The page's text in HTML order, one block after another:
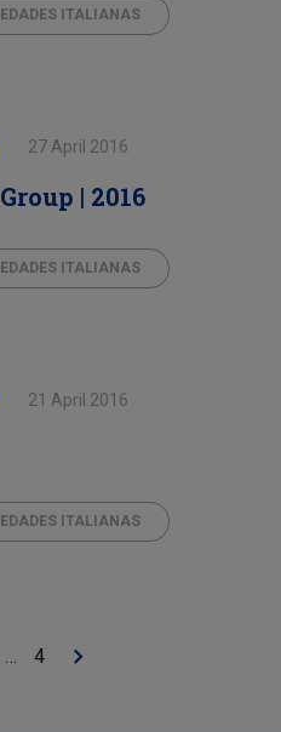
ITALIANAS
27 April 2016
| 2016
ITALIANAS
21 April 2016
ITALIANAS
… Página
4